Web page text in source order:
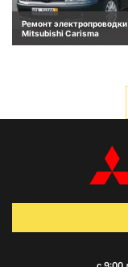
Ремонт электропроводки
Mitsubishi Carisma